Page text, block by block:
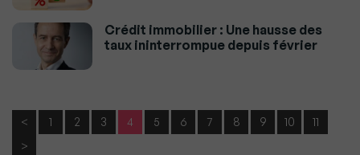
Crédit immobilier : Une hausse des
taux ininterrompue depuis février
< 1 2 3 4 5 6 7 8 9 10
11
>